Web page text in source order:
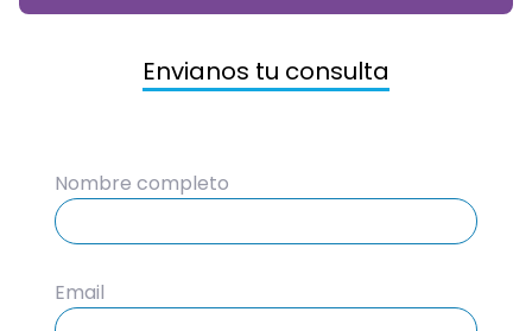
Envianos tu consulta
Nombre completo
Email